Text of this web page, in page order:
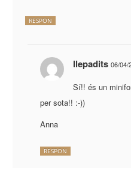
RESPON
llepadits 06/04/
Sí!! és un
per sota!! :-))
Anna
RESPON